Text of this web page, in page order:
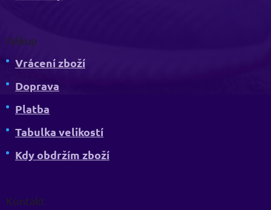
Nákup
Vrácení zboží
Doprava
Platba
Tabulka velikostí
Kdy obdržím zboží
Kontakt